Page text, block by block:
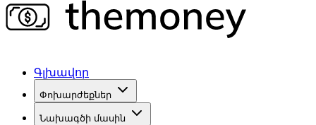
Գլխավոր
Փոխարժեքներ
Նախագծի մասին